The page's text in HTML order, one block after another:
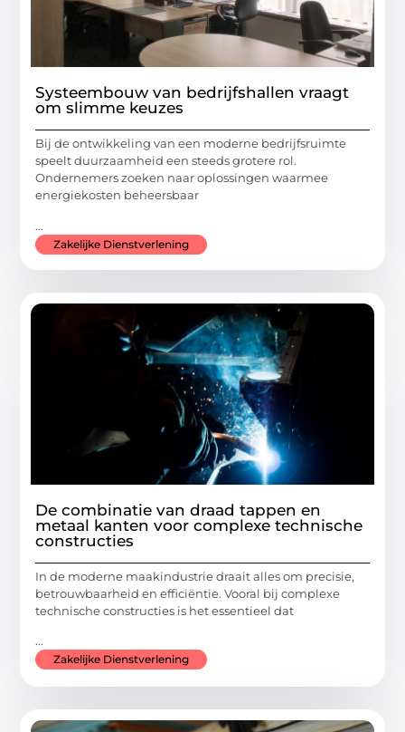
Systeembouw van bedrijfshallen vraagt
om slimme keuzes
Bij de ontwikkeling van een moderne bedrijfsruimte
speelt duurzaamheid een steeds grotere rol.
Ondernemers zoeken naar oplossingen waarmee
energiekosten beheersbaar
...
Zakelijke Dienstverlening
De combinatie van draad tappen en
metaal kanten voor complexe technische
constructies
In de moderne maakindustrie draait alles om precisie,
betrouwbaarheid en efficiëntie. Vooral bij complexe
technische constructies is het essentieel dat
...
Zakelijke Dienstverlening